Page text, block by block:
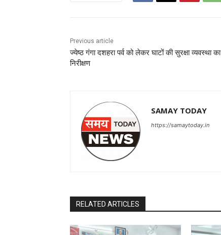
Previous article
ज्येष्ठ गंगा दशहरा पर्व को लेकर घाटों की सुरक्षा व्यवस्था का
निरीक्षण
SAMAY TODAY
https://samaytoday.in
RELATED ARTICLES